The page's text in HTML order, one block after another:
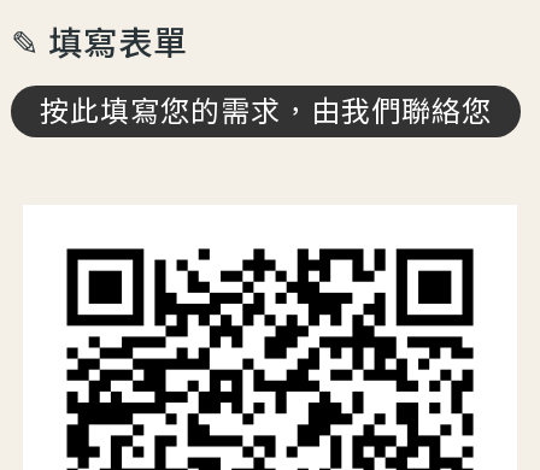
✎ 填寫表單
按此填寫您的需求，由我們聯絡您